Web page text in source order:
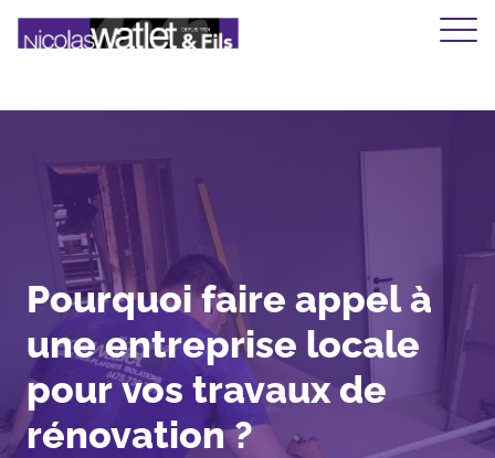
Ouvrir/
Pourquoifaireappelà
uneentreprise locale
pourvostravauxde
rénovation?